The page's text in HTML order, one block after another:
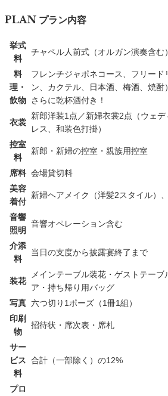
PLAN プラン内容
挙式
料
チャペル人前式（オルガン演奏含む）
料
理・
飲物
フレンチジャポネコース、フリード
ン、カクテル、日本酒、梅酒、焼酎
さらに乾杯酒付き！
衣裳
新郎洋装1点／新婦衣裳2点（ウェ
レス、和装色打掛）
控室
料
新郎・新婦の控室・親族用控室
席料 会場貸切料
美容
着付
新婦ヘアメイク（洋髪2スタイル）
音響
照明
音響オペレーション含む
介添
料
当日の支度から披露宴終了まで
装花
メインテーブル装花・ゲストテー
ア・持ち帰り用バッグ
写真 六つ切り1ポーズ（1冊1組）
印刷
物
招待状・席次表・席札
サー
ビス
料
合計（一部除く）の12%
プロ